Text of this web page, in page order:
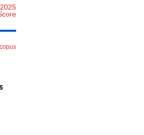
2025